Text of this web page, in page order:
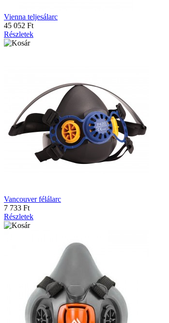
Vienna teljesálarc
45 052 Ft
Részletek
Vancouver félálarc
7 733 Ft
Részletek